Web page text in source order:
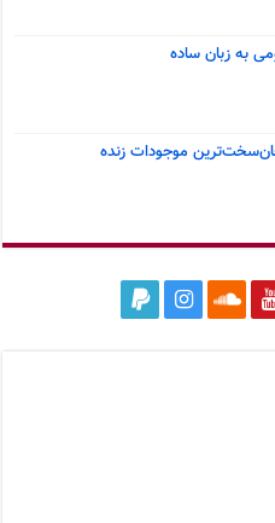
به زبان ساده
جان‌سخت‌ترین موجودات زنده